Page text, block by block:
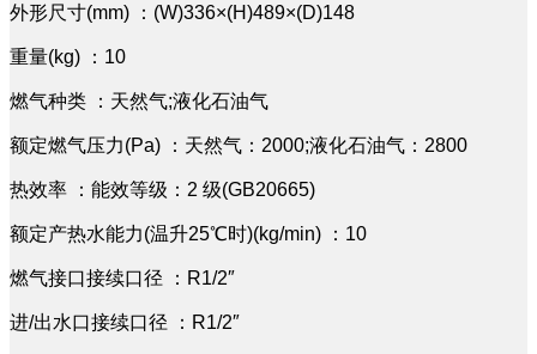
外形尺寸(mm) ：(W)336×(H)489×(D)148
重量(kg) ：10
燃气种类 ：天然气;液化石油气
额定燃气压力(Pa) ：天然气：2000;液化石油气：2800
热效率 ：能效等级：2 级(GB20665)
额定产热水能力(温升25℃时)(kg/min) ：10
燃气接口接续口径 ：R1/2″
进/出水口接续口径 ：R1/2″